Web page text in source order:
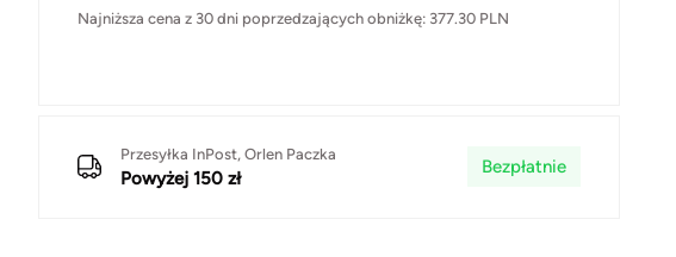
Najniższa cena z 30 dni poprzedzających obniżkę: 377.30 PLN
Przesyłka InPost, Orlen Paczka
Powyżej 150 zł
Bezpłatnie